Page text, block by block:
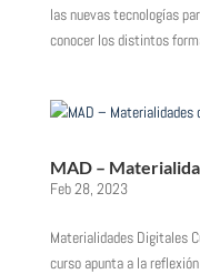
las nuevas tecnologías
conocer los distintos
MAD –
Feb 28, 2023
Materialidades Digitales
curso apunta a la